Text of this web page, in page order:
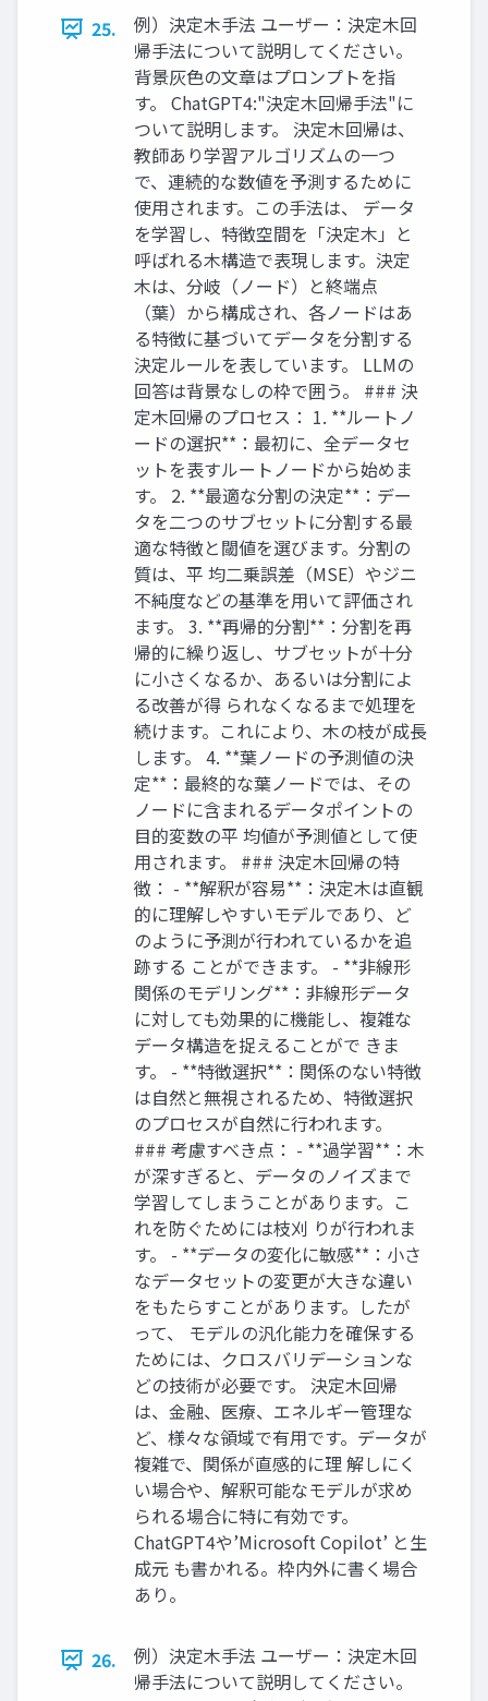
25.
例）決定木手法 ユーザー：決定木回
帰手法について説明してください。
背景灰色の文章はプロンプトを指
す。 ChatGPT4:"決定木回帰手法"に
ついて説明します。 決定木回帰は、
教師あり学習アルゴリズムの一つ
で、連続的な数値を予測するために
使用されます。この手法は、 データ
を学習し、特徴空間を「決定木」と
呼ばれる木構造で表現します。決定
木は、分岐（ノード）と終端点
（葉）から構成され、各ノードはあ
る特徴に基づいてデータを分割する
決定ルールを表しています。 LLMの
回答は背景なしの枠で囲う。 ### 決
定木回帰のプロセス： 1. **ルートノ
ードの選択**：最初に、全データセ
ットを表すルートノードから始めま
す。 2. **最適な分割の決定**：デー
タを二つのサブセットに分割する最
適な特徴と閾値を選びます。分割の
質は、平 均二乗誤差（MSE）やジニ
不純度などの基準を用いて評価され
ます。 3. **再帰的分割**：分割を再
帰的に繰り返し、サブセットが十分
に小さくなるか、あるいは分割によ
る改善が得 られなくなるまで処理を
続けます。これにより、木の枝が成長
します。 4. **葉ノードの予測値の決
定**：最終的な葉ノードでは、その
ノードに含まれるデータポイントの
目的変数の平 均値が予測値として使
用されます。 ### 決定木回帰の特
徴： - **解釈が容易**：決定木は直観
的に理解しやすいモデルであり、ど
のように予測が行われているかを追
跡する ことができます。 - **非線形
関係のモデリング**：非線形データ
に対しても効果的に機能し、複雑な
データ構造を捉えることがで きま
す。 - **特徴選択**：関係のない特徴
は自然と無視されるため、特徴選択
のプロセスが自然に行われます。
### 考慮すべき点： - **過学習**：木
が深すぎると、データのノイズまで
学習してしまうことがあります。こ
れを防ぐためには枝刈 りが行われま
す。 - **データの変化に敏感**：小さ
なデータセットの変更が大きな違い
をもたらすことがあります。したが
って、 モデルの汎化能力を確保する
ためには、クロスバリデーションな
どの技術が必要です。 決定木回帰
は、金融、医療、エネルギー管理な
ど、様々な領域で有用です。データが
複雑で、関係が直感的に理 解しにく
い場合や、解釈可能なモデルが求め
られる場合に特に有効です。
ChatGPT4や’Microsoft Copilot’ と生
成元 も書かれる。枠内外に書く場合
あり。
26.
例）決定木手法 ユーザー：決定木回
帰手法について説明してください。